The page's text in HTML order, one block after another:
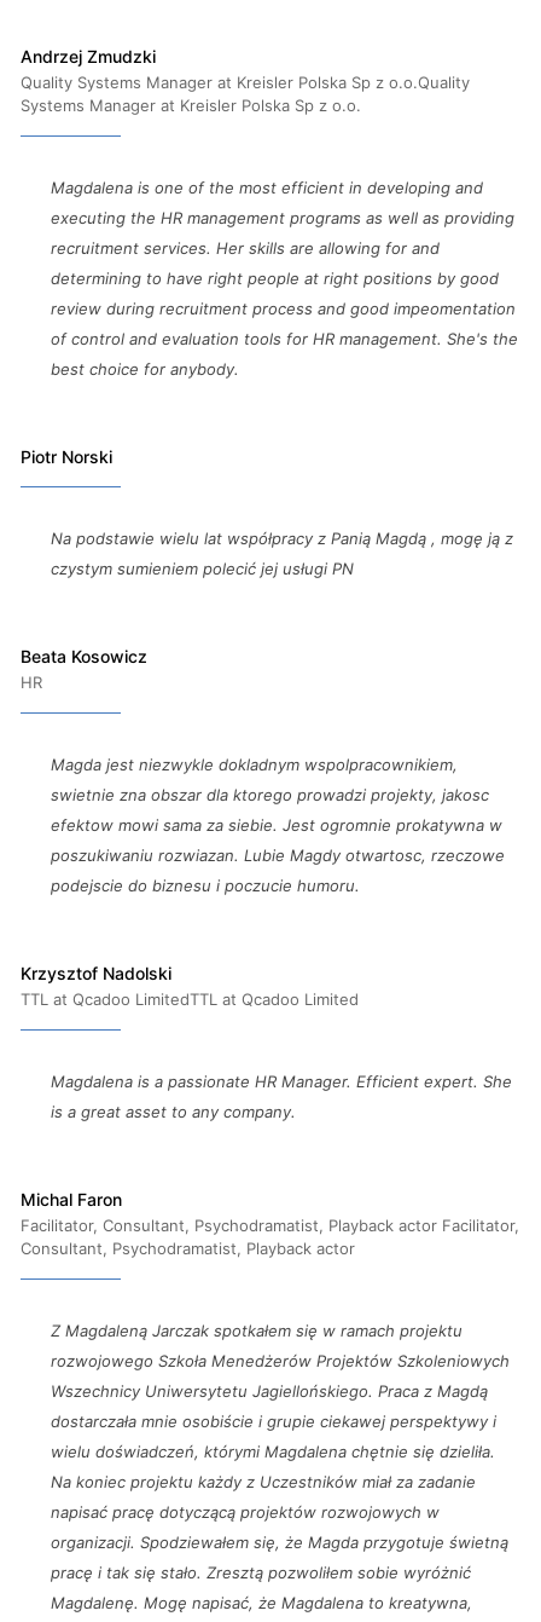
Andrzej Zmudzki
Quality Systems Manager at Kreisler Polska Sp z o.o.Quality
Systems Manager at Kreisler Polska Sp z o.o.
Magdalena is one of the most efficient in developing and
executing the HR management programs as well as providing
recruitment services. Her skills are allowing for and
determining to have right people at right positions by good
review during recruitment process and good impeomentation
of control and evaluation tools for HR management. She's the
best choice for anybody.
Piotr Norski
Na podstawie wielu lat współpracy z Panią Magdą , mogę ją z
czystym sumieniem polecić jej usługi PN
Beata Kosowicz
HR
Magda jest niezwykle dokladnym wspolpracownikiem,
swietnie zna obszar dla ktorego prowadzi projekty, jakosc
efektow mowi sama za siebie. Jest ogromnie prokatywna w
poszukiwaniu rozwiazan. Lubie Magdy otwartosc, rzeczowe
podejscie do biznesu i poczucie humoru.
Krzysztof Nadolski
TTL at Qcadoo LimitedTTL at Qcadoo Limited
Magdalena is a passionate HR Manager. Efficient expert. She
is a great asset to any company.
Michal Faron
Facilitator, Consultant, Psychodramatist, Playback actor Facilitator,
Consultant, Psychodramatist, Playback actor
Z Magdaleną Jarczak spotkałem się w ramach projektu
rozwojowego Szkoła Menedżerów Projektów Szkoleniowych
Wszechnicy Uniwersytetu Jagiellońskiego. Praca z Magdą
dostarczała mnie osobiście i grupie ciekawej perspektywy i
wielu doświadczeń, którymi Magdalena chętnie się dzieliła.
Na koniec projektu każdy z Uczestników miał za zadanie
napisać pracę dotyczącą projektów rozwojowych w
organizacji. Spodziewałem się, że Magda przygotuje świetną
pracę i tak się stało. Zresztą pozwoliłem sobie wyróżnić
Magdalenę. Mogę napisać, że Magdalena to kreatywna,